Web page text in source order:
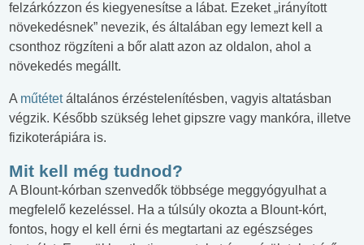
felzárkózzon és kiegyenesítse a lábat. Ezeket „irányított
növekedésnek” nevezik, és általában egy lemezt kell a
csonthoz rögzíteni a bőr alatt azon az oldalon, ahol a
növekedés megállt.
A műtétetáltalános érzéstelenítésben, vagyis altatásban
végzik. Később szükség lehet gipszre vagy mankóra, illetve
fizikoterápiára is.
Mit kell még tudnod?
A Blount-kórban szenvedők többsége meggyógyulhat a
megfelelő kezeléssel. Ha a túlsúly okozta a Blount-kórt,
fontos, hogy el kell érni és megtartani az egészséges